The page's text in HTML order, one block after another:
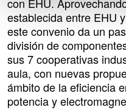
establecida entre EHU
este convenio da un
división de
sus 7 cooperativas
aula, con nuevas
ámbito de la eficiencia
potencia y